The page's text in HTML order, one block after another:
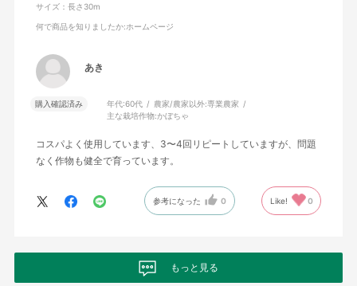
サイズ：長さ30m
何で商品を知りましたか:ホームページ
あき
購入確認済み 年代:60代 農家/農家以外:専業農家
主な栽培作物:かぼちゃ
コスパよく使用しています、3〜4回リピートしていますが、問題
なく作物も健全で育っています。
参考になった 0 Like! 0
もっと見る